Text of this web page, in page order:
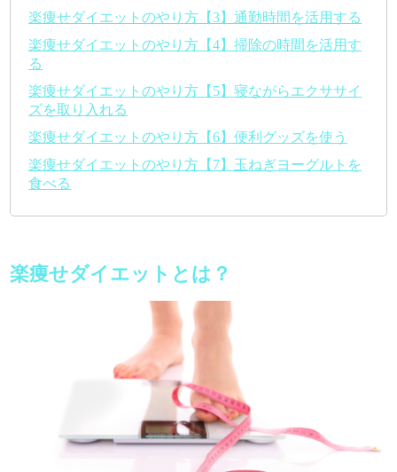
楽痩せダイエットのやり方【3】通勤時間を活用する
楽痩せダイエットのやり方【4】掃除の時間を活用す
る
楽痩せダイエットのやり方【5】寝ながらエクササイ
ズを取り入れる
楽痩せダイエットのやり方【6】便利グッズを使う
楽痩せダイエットのやり方【7】玉ねぎヨーグルトを
食べる
楽痩せダイエットとは？